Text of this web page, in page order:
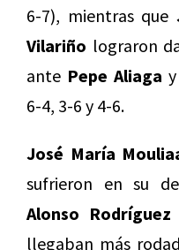
6-7), mientras que
Vilariño lograron
ante Pepe Aliaga y
6-4, 3-6 y 4-6.
José María
sufrieron en su
Alonso Rodríguez
llegaban más